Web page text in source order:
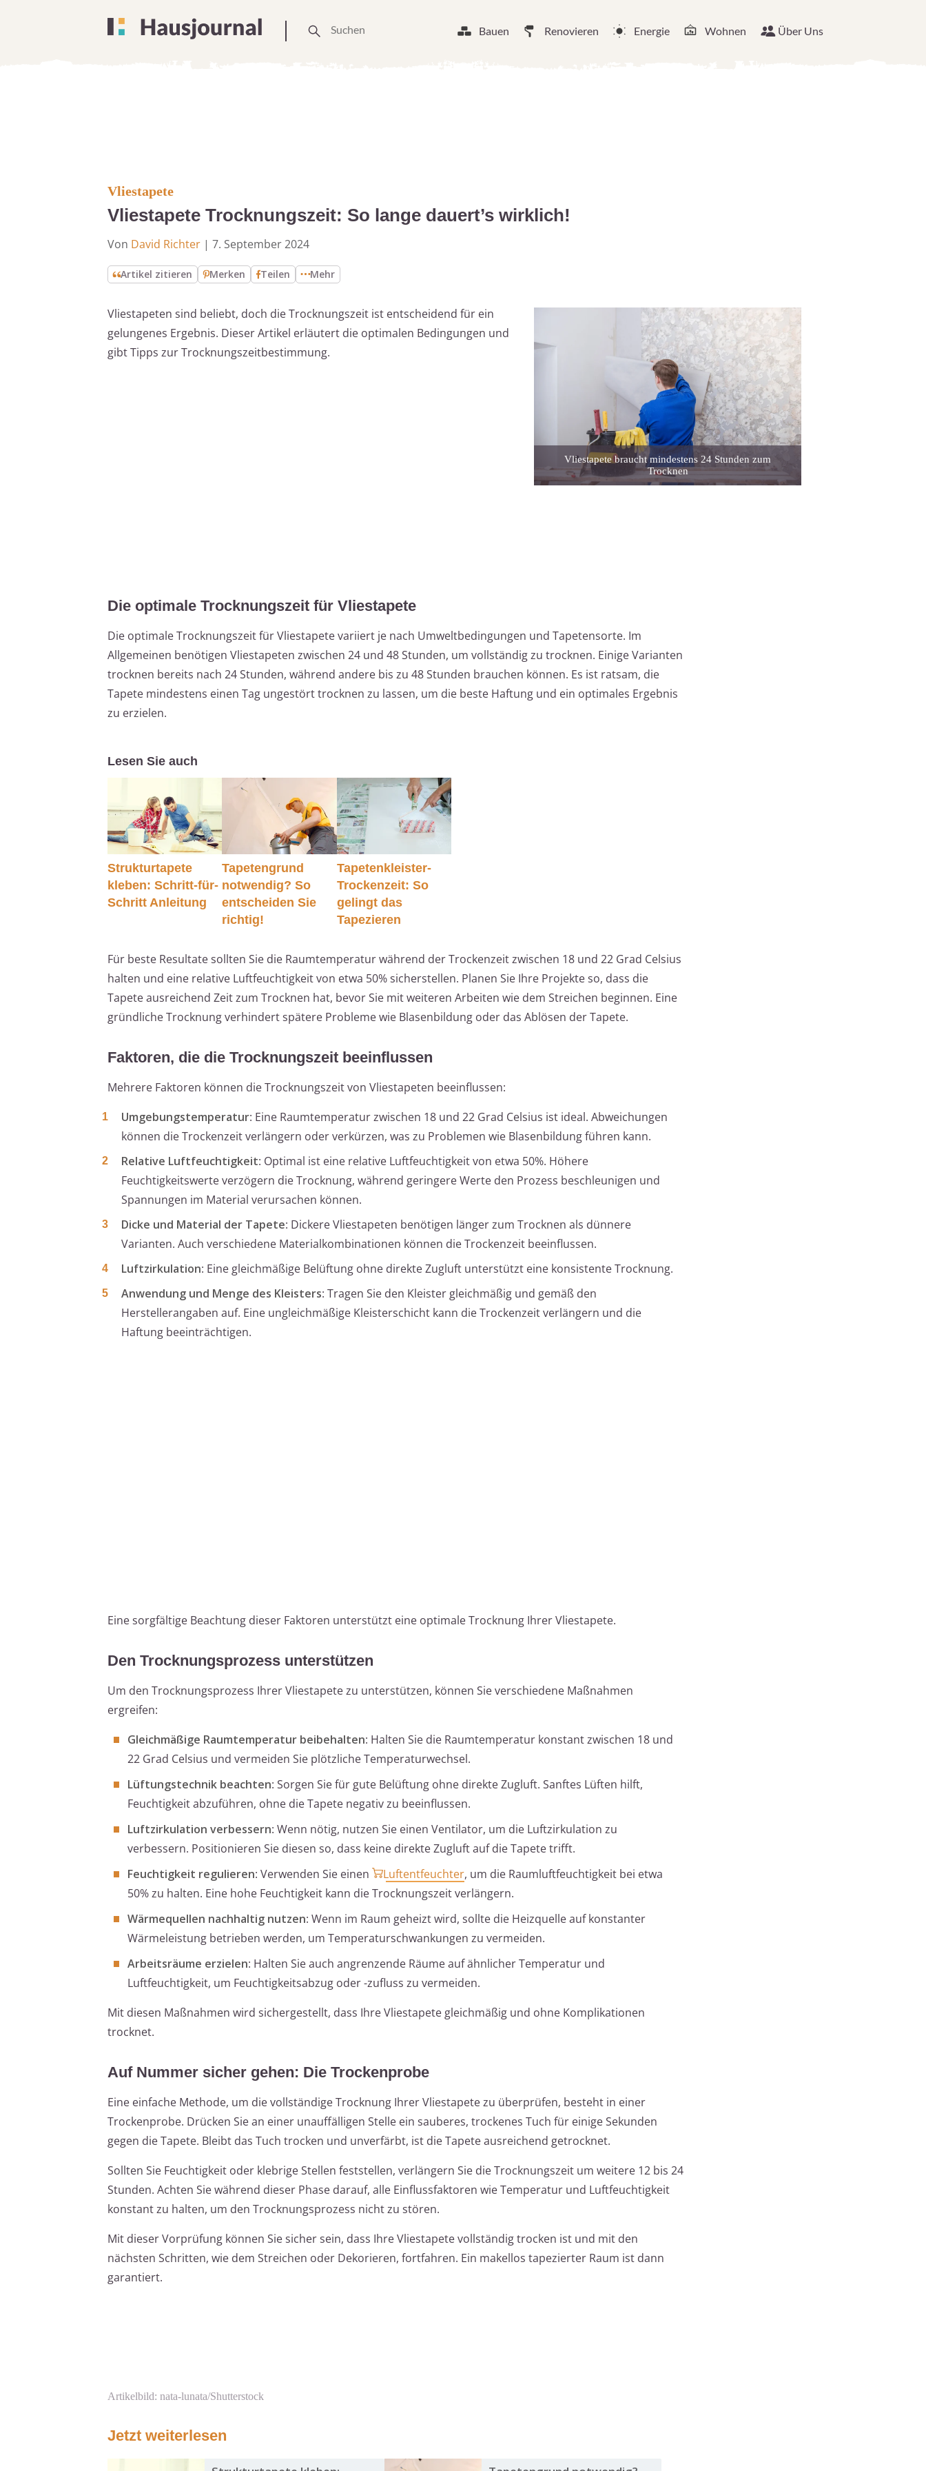
Bauen Renovieren Energie Wohnen Über Uns
Vliestapete
Vliestapete Trocknungszeit: So lange dauert’s wirklich!
Von David Richter | 7. September 2024
Artikel zitieren Merken Teilen Mehr
Vliestapeten sind beliebt, doch die Trocknungszeit ist entscheidend für ein
gelungenes Ergebnis. Dieser Artikel erläutert die optimalen Bedingungen und
gibt Tipps zur Trocknungszeitbestimmung.
Vliestapete braucht mindestens 24 Stunden zum
Trocknen
Die optimale Trocknungszeit für Vliestapete
Die optimale Trocknungszeit für Vliestapete variiert je nach Umweltbedingungen und Tapetensorte. Im
Allgemeinen benötigen Vliestapeten zwischen 24 und 48 Stunden, um vollständig zu trocknen. Einige Varianten
trocknen bereits nach 24 Stunden, während andere bis zu 48 Stunden brauchen können. Es ist ratsam, die
Tapete mindestens einen Tag ungestört trocknen zu lassen, um die beste Haftung und ein optimales Ergebnis
zu erzielen.
Lesen Sie auch
Strukturtapete
kleben: Schritt-für-
Schritt Anleitung
Tapetengrund
notwendig? So
entscheiden Sie
richtig!
Tapetenkleister-
Trockenzeit: So
gelingt das
Tapezieren
Für beste Resultate sollten Sie die Raumtemperatur während der Trockenzeit zwischen 18 und 22 Grad Celsius
halten und eine relative Luftfeuchtigkeit von etwa 50% sicherstellen. Planen Sie Ihre Projekte so, dass die
Tapete ausreichend Zeit zum Trocknen hat, bevor Sie mit weiteren Arbeiten wie dem Streichen beginnen. Eine
gründliche Trocknung verhindert spätere Probleme wie Blasenbildung oder das Ablösen der Tapete.
Faktoren, die die Trocknungszeit beeinflussen
Mehrere Faktoren können die Trocknungszeit von Vliestapeten beeinflussen:
Umgebungstemperatur: Eine Raumtemperatur zwischen 18 und 22 Grad Celsius ist ideal. Abweichungen
können die Trockenzeit verlängern oder verkürzen, was zu Problemen wie Blasenbildung führen kann.
Relative Luftfeuchtigkeit: Optimal ist eine relative Luftfeuchtigkeit von etwa 50%. Höhere
Feuchtigkeitswerte verzögern die Trocknung, während geringere Werte den Prozess beschleunigen und
Spannungen im Material verursachen können.
Dicke und Material der Tapete: Dickere Vliestapeten benötigen länger zum Trocknen als dünnere
Varianten. Auch verschiedene Materialkombinationen können die Trockenzeit beeinflussen.
Luftzirkulation: Eine gleichmäßige Belüftung ohne direkte Zugluft unterstützt eine konsistente Trocknung.
Anwendung und Menge des Kleisters: Tragen Sie den Kleister gleichmäßig und gemäß den
Herstellerangaben auf. Eine ungleichmäßige Kleisterschicht kann die Trockenzeit verlängern und die
Haftung beeinträchtigen.
Eine sorgfältige Beachtung dieser Faktoren unterstützt eine optimale Trocknung Ihrer Vliestapete.
Den Trocknungsprozess unterstützen
Um den Trocknungsprozess Ihrer Vliestapete zu unterstützen, können Sie verschiedene Maßnahmen
ergreifen:
Gleichmäßige Raumtemperatur beibehalten: Halten Sie die Raumtemperatur konstant zwischen 18 und
22 Grad Celsius und vermeiden Sie plötzliche Temperaturwechsel.
Lüftungstechnik beachten: Sorgen Sie für gute Belüftung ohne direkte Zugluft. Sanftes Lüften hilft,
Feuchtigkeit abzuführen, ohne die Tapete negativ zu beeinflussen.
Luftzirkulation verbessern: Wenn nötig, nutzen Sie einen Ventilator, um die Luftzirkulation zu
verbessern. Positionieren Sie diesen so, dass keine direkte Zugluft auf die Tapete trifft.
Feuchtigkeit regulieren: Verwenden Sie einen Luftentfeuchter, um die Raumluftfeuchtigkeit bei etwa
50% zu halten. Eine hohe Feuchtigkeit kann die Trocknungszeit verlängern.
Wärmequellen nachhaltig nutzen: Wenn im Raum geheizt wird, sollte die Heizquelle auf konstanter
Wärmeleistung betrieben werden, um Temperaturschwankungen zu vermeiden.
Arbeitsräume erzielen: Halten Sie auch angrenzende Räume auf ähnlicher Temperatur und
Luftfeuchtigkeit, um Feuchtigkeitsabzug oder -zufluss zu vermeiden.
Mit diesen Maßnahmen wird sichergestellt, dass Ihre Vliestapete gleichmäßig und ohne Komplikationen
trocknet.
Auf Nummer sicher gehen: Die Trockenprobe
Eine einfache Methode, um die vollständige Trocknung Ihrer Vliestapete zu überprüfen, besteht in einer
Trockenprobe. Drücken Sie an einer unauffälligen Stelle ein sauberes, trockenes Tuch für einige Sekunden
gegen die Tapete. Bleibt das Tuch trocken und unverfärbt, ist die Tapete ausreichend getrocknet.
Sollten Sie Feuchtigkeit oder klebrige Stellen feststellen, verlängern Sie die Trocknungszeit um weitere 12 bis 24
Stunden. Achten Sie während dieser Phase darauf, alle Einflussfaktoren wie Temperatur und Luftfeuchtigkeit
konstant zu halten, um den Trocknungsprozess nicht zu stören.
Mit dieser Vorprüfung können Sie sicher sein, dass Ihre Vliestapete vollständig trocken ist und mit den
nächsten Schritten, wie dem Streichen oder Dekorieren, fortfahren. Ein makellos tapezierter Raum ist dann
garantiert.
Artikelbild: nata-lunata/Shutterstock
Jetzt weiterlesen